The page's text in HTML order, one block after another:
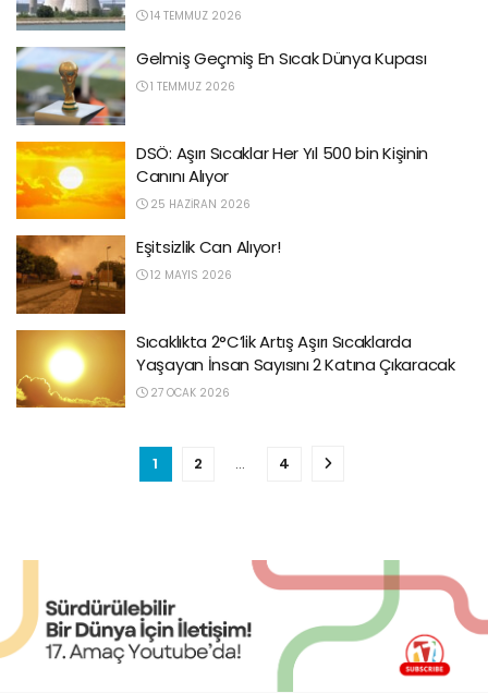
14 TEMMUZ 2026
Gelmiş Geçmiş En Sıcak Dünya Kupası
1 TEMMUZ 2026
DSÖ: Aşırı Sıcaklar Her Yıl 500 bin Kişinin
Canını Alıyor
25 HAZIRAN 2026
Eşitsizlik Can Alıyor!
12 MAYIS 2026
Sıcaklıkta 2°C’lik Artış Aşırı Sıcaklarda
Yaşayan İnsan Sayısını 2 Katına Çıkaracak
27 OCAK 2026
1 2 … 4